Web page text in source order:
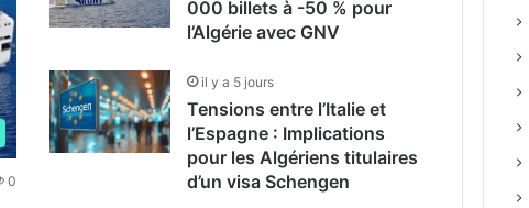
0
000 billets à -50 % pour
l’Algérie avec GNV
il y a 5 jours
Tensions entre l’Italie et
l’Espagne : Implications
pour les Algériens titulaires
d’un visa Schengen